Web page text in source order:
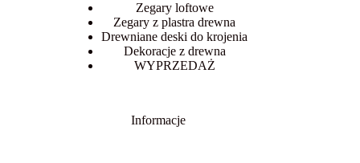
Zegary loftowe
Zegary z plastra drewna
Drewniane deski do krojenia
Dekoracje z drewna
WYPRZEDAŻ
Informacje